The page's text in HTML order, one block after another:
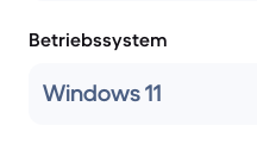
Betriebssystem
Windows 11